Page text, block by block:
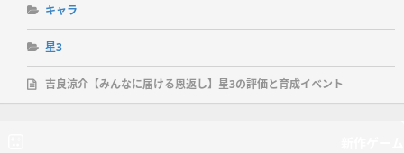
凪誠士郎【X’mas】
そんな人間が俺は欲しい
キャラ
星3
吉良涼介【みんなに届ける恩返し】星3の評価と育成イベント